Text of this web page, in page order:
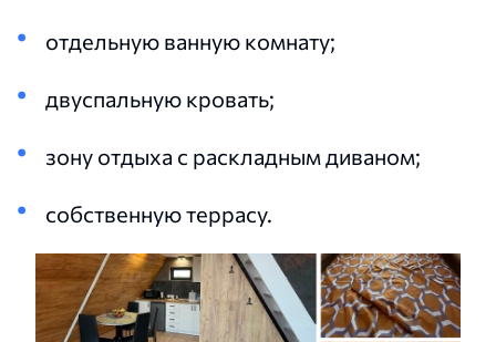
отдельную ванную комнату;
двуспальную кровать;
зону отдыха с раскладным диваном;
собственную террасу.